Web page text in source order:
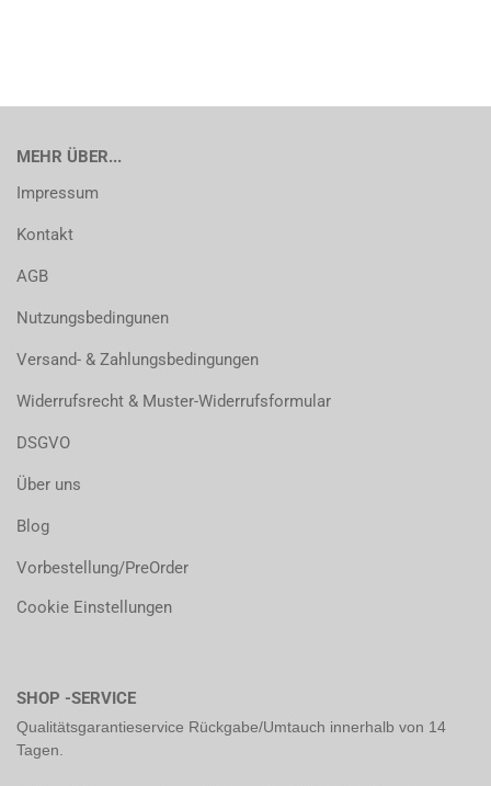
MEHR ÜBER...
Impressum
Kontakt
AGB
Nutzungsbedingunen
Versand- & Zahlungsbedingungen
Widerrufsrecht & Muster-Widerrufsformular
DSGVO
Über uns
Blog
Vorbestellung/PreOrder
Cookie Einstellungen
SHOP -SERVICE
Qualitätsgarantieservice Rückgabe/Umtauch innerhalb von 14
Tagen.